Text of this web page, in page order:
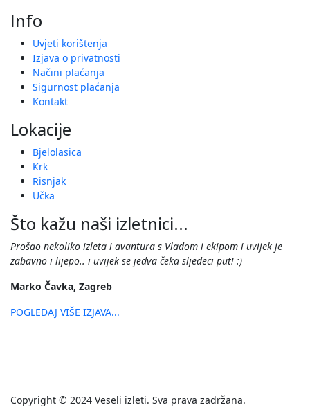
Info
Uvjeti korištenja
Izjava o privatnosti
Načini plaćanja
Sigurnost plaćanja
Kontakt
Lokacije
Bjelolasica
Krk
Risnjak
Učka
Što kažu naši izletnici...
Prošao nekoliko izleta i avantura s Vladom i ekipom i uvijek je
zabavno i lijepo.. i uvijek se jedva čeka sljedeci put! :)
Marko Čavka, Zagreb
POGLEDAJ VIŠE IZJAVA...
Copyright © 2024 Veseli izleti. Sva prava zadržana.